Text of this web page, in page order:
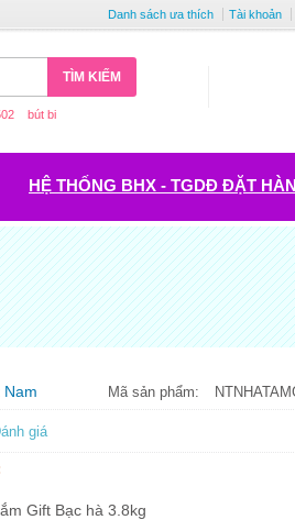
Danh sách ưa thích Tài khoản
TÌM KIẾM
bút bi
HỆ THỐNG BHX - TGDĐ ĐẶT
Nam Mã sản phẩm:
giá
Gift Bạc hà 3.8kg